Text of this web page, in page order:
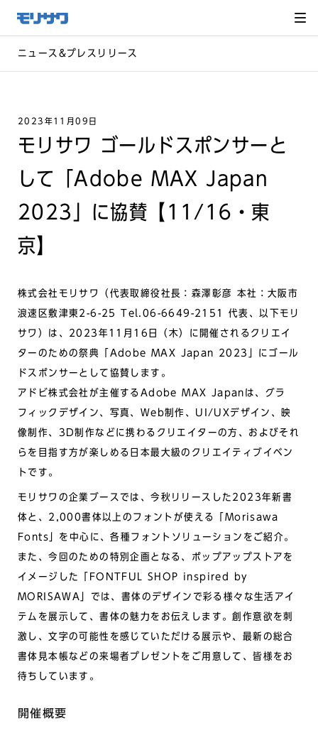
メ
ニュー
飛ばし
へ移動
ニュース&プレスリリース
2023年11月09日
モリサワ ゴールドスポンサーと
して「Adobe MAX Japan
2023」に協賛【11/16・東
京】
株式会社モリサワ（代表取締役社長：森澤彰彦 本社：大阪市
浪速区敷津東2-6-25 Tel.06-6649-2151 代表、以下モリ
サワ）は、2023年11月16日（木）に開催されるクリエイ
ターのための祭典「Adobe MAX Japan 2023」にゴール
ドスポンサーとして協賛します。
アドビ株式会社が主催するAdobe MAX Japanは、グラ
フィックデザイン、写真、Web制作、UI/UXデザイン、映
像制作、3D制作などに携わるクリエイターの方、およびそれ
らを目指す方が楽しめる日本最大級のクリエイティブイベン
トです。
モリサワの企業ブースでは、今秋リリースした2023年新書
体と、2,000書体以上のフォントが使える「Morisawa
Fonts」を中心に、各種フォントソリューションをご紹介。
また、今回のための特別企画となる、ポップアップストアを
イメージした「FONTFUL SHOP inspired by
MORISAWA」では、書体のデザインで彩る様々な生活アイ
テムを展示して、書体の魅力をお伝えします。創作意欲を刺
激し、文字の可能性を感じていただける展示や、最新の総合
書体見本帳などの来場者プレゼントをご用意して、皆様をお
待ちしています。
開催概要